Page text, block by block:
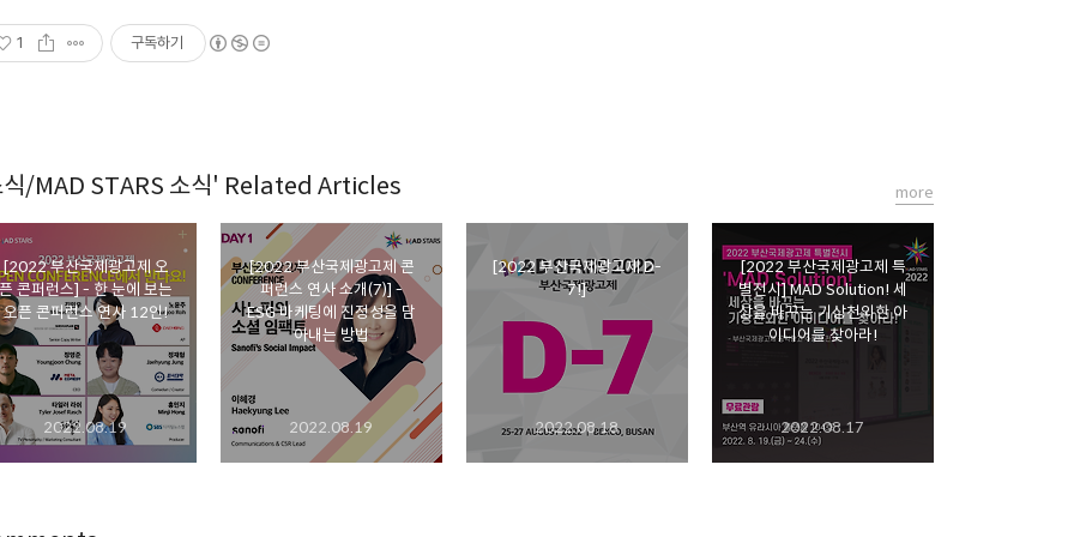
1 구독하기
/MAD STARS 소식' Related Articles
[2022 부산국제광고제 오
콘퍼런스] - 한 눈에 보는
오픈 콘퍼런스 연사 12인!
2022.08.19
[2022 부산국제광고제 콘
퍼런스 연사 소개(7)] -
ESG 마케팅에 진정성을 담
아내는 방법
2022.08.19
[2022 부산국제광고제 D-
7!]
2022.08.18
[2022 부산국제광고제 특
별전시] MAD Solution! 세
상을 바꾸는 기상천외한 아
이디어를 찾아라!
2022.08.17
more